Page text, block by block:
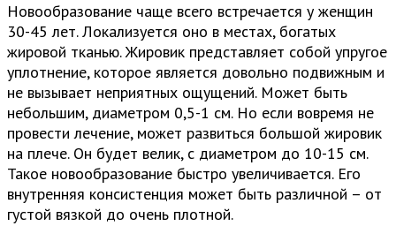
Новообразование чаще всего встречается у женщин
30-45 лет. Локализуется оно в местах, богатых
жировой тканью. Жировик представляет собой упругое
уплотнение, которое является довольно подвижным и
не вызывает неприятных ощущений. Может быть
небольшим, диаметром 0,5-1 см. Но если вовремя не
провести лечение, может развиться большой жировик
на плече. Он будет велик, с диаметром до 10-15 см.
Такое новообразование быстро увеличивается. Его
внутренняя консистенция может быть различной – от
густой вязкой до очень плотной.